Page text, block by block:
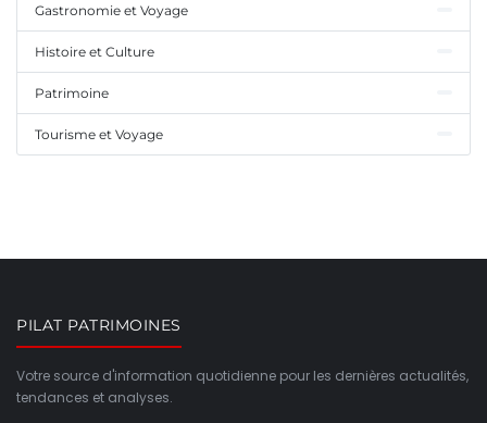
Gastronomie et Voyage
Histoire et Culture
Patrimoine
Tourisme et Voyage
PILAT PATRIMOINES
Votre source d'information quotidienne pour les dernières actualités,
tendances et analyses.